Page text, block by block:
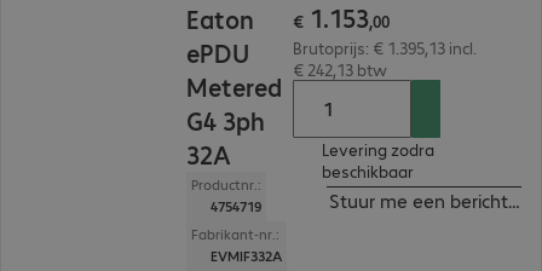
Eaton
ePDU
Metered
G4 3ph
32A
Productnr.:
4754719
Fabrikant-nr.:
EVMIF332A
€ 1.153,00
Brutoprijs: € 1.395,13 incl.
€ 242,13 btw
Levering zodra
beschikbaar
Stuur me een bericht